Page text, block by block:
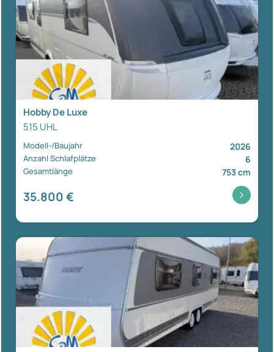
Hobby De Luxe
515 UHL
Modell-/Baujahr 2026
Anzahl Schlafplätze 6
Gesamtlänge 753 cm
35.800 €